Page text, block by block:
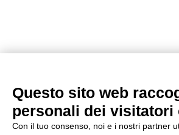
Questo sito web
personali dei visitatori
Con il tuo consenso, noi e i nostri partner